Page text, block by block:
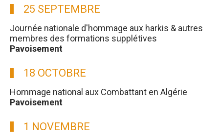
25 SEPTEMBRE
Journée nationale d'hommage aux harkis & autres
membres des formations supplétives
Pavoisement
18 OCTOBRE
Hommage national aux Combattant en Algérie
Pavoisement
1 NOVEMBRE